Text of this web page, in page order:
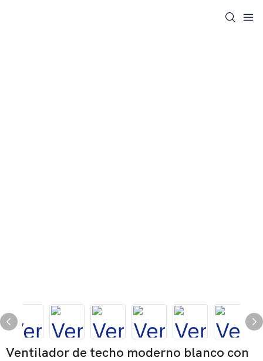
Ventilador de techo moderno blanco con